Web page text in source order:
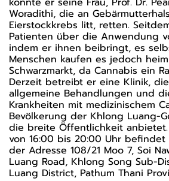
Woradithi, die an
Eierstockkrebs litt, retten.
Patienten über die Anwendung
indem er ihnen beibringt, es
Menschen kaufen es jedoch
Schwarzmarkt, da Cannabis ein
Derzeit betreibt er eine Klinik,
allgemeine Behandlungen und
Krankheiten mit medizinischem
Bevölkerung der Khlong Luang-
die breite Öffentlichkeit
von 16:00 bis 20:00 Uhr
der Adresse 108/21 Moo 7, Soi
Luang Road, Khlong Song Sub-
Luang District, Pathum Thani